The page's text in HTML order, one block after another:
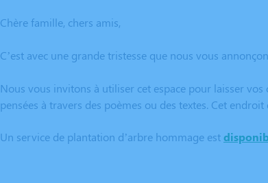
Chère famille, chers amis,
C’est avec une grande tristesse que nous vous
Nous vous invitons à utiliser cet espace pour laisser
pensées à travers des poèmes ou des textes. Cet
Un service de plantation d’arbre hommage est